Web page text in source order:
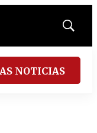
Mostrar
NOTICIAS